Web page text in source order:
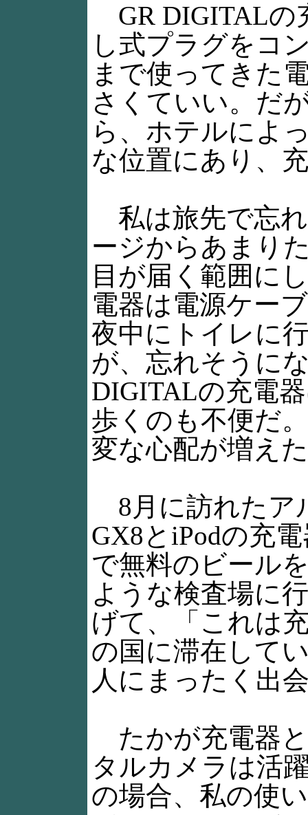
GR DIGITALの
し式プラグをコ
まで使ってきた
さくていい。だ
ら、ホテルによ
な位置にあり、
私は旅先で忘
ージからあまり
目が届く範囲に
電器は電源ケー
夜中にトイレに
が、忘れそうに
DIGITALの充電
歩くのも不便だ
変な心配が増え
8月に訪れたア
GX8とiPodの充
で無料のビール
ような検査場に
げて、「これは
の国に滞在して
人にまったく出
たかが充電器
タルカメラは活
の場合、私の使